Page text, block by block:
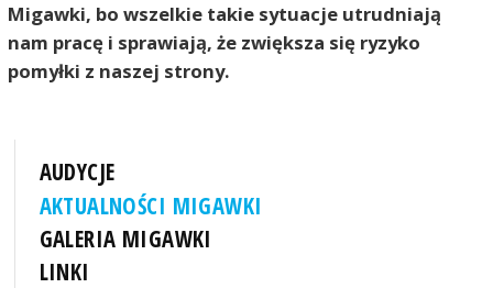
Migawki, bo wszelkie takie sytuacje utrudniają
nam pracę i sprawiają, że zwiększa się ryzyko
pomyłki z naszej strony.
AUDYCJE
AKTUALNOŚCI MIGAWKI
GALERIA MIGAWKI
LINKI